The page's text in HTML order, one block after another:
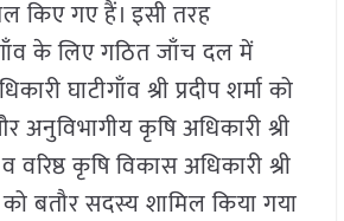
किए गए हैं। इसी तरह
के लिए गठित जाँच दल में
घाटीगाँव श्री प्रदीप शर्मा को
अनुविभागीय कृषि अधिकारी श्री
कृषि विकास अधिकारी श्री
को बतौर सदस्य शामिल किया गया